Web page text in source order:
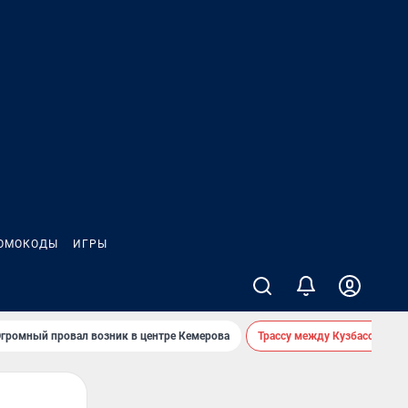
ИГРЫ
провал возник в центре Кемерова Трассу между Кузбассом и